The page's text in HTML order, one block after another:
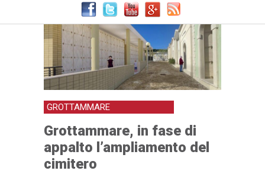
GROTTAMMARE
Grottammare, in fase di
appalto l’ampliamento del
cimitero